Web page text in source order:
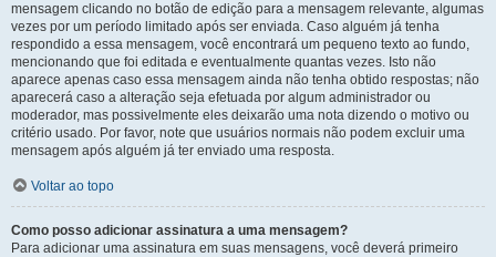
mensagem clicando no botão de edição para a mensagem relevante, algumas
vezes por um período limitado após ser enviada. Caso alguém já tenha
respondido a essa mensagem, você encontrará um pequeno texto ao fundo,
mencionando que foi editada e eventualmente quantas vezes. Isto não
aparece apenas caso essa mensagem ainda não tenha obtido respostas; não
aparecerá caso a alteração seja efetuada por algum administrador ou
moderador, mas possivelmente eles deixarão uma nota dizendo o motivo ou
critério usado. Por favor, note que usuários normais não podem excluir uma
mensagem após alguém já ter enviado uma resposta.
Voltar ao topo
Como posso adicionar assinatura a uma mensagem?
Para adicionar uma assinatura em suas mensagens, você deverá primeiro